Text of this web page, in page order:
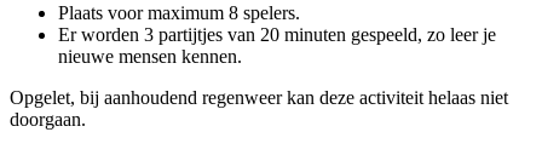
Plaats voor maximum 8 spelers.
Er worden 3 partijtjes van 20 minuten gespeeld, zo leer je
nieuwe mensen kennen.
Opgelet, bij aanhoudend regenweer kan deze activiteit helaas niet
doorgaan.